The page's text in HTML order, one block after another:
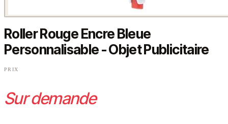
Roller Rouge Encre Bleue
Personnalisable - Objet Publicitaire
PRIX
Sur demande